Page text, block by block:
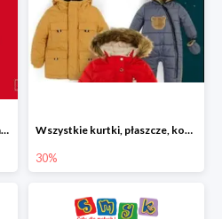
Wyprzedaż w Smyku do -50% na ubrania i buty Wszystkie kurtki, płaszcze, kombinezony i spodnie narciarskie -30%
30%